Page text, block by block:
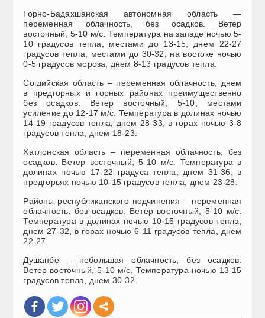
Горно-Бадахшанская автономная область —
переменная облачность, без осадков. Ветер
восточный, 5-10 м/с. Температура на западе ночью 5-
10 градусов тепла, местами до 13-15, днем 22-27
градусов тепла, местами до 30-32, на востоке ночью
0-5 градусов мороза, днем 8-13 градусов тепла.
Согдийская область – переменная облачность, днем
в предгорных и горных районах преимущественно
без осадков. Ветер восточный, 5-10, местами
усиление до 12-17 м/с. Температура в долинах ночью
14-19 градусов тепла, днем 28-33, в горах ночью 3-8
градусов тепла, днем 18-23.
Хатлонская область – переменная облачность, без
осадков. Ветер восточный, 5-10 м/с. Температура в
долинах ночью 17-22 градуса тепла, днем 31-36, в
предгорьях ночью 10-15 градусов тепла, днем 23-28.
Районы республиканского подчинения – переменная
облачность, без осадков. Ветер восточный, 5-10 м/с.
Температура в долинах ночью 10-15 градусов тепла,
днем 27-32, в горах ночью 6-11 градусов тепла, днем
22-27.
Душанбе – небольшая облачность, без осадков.
Ветер восточный, 5-10 м/с. Температура ночью 13-15
градусов тепла, днем 30-32.